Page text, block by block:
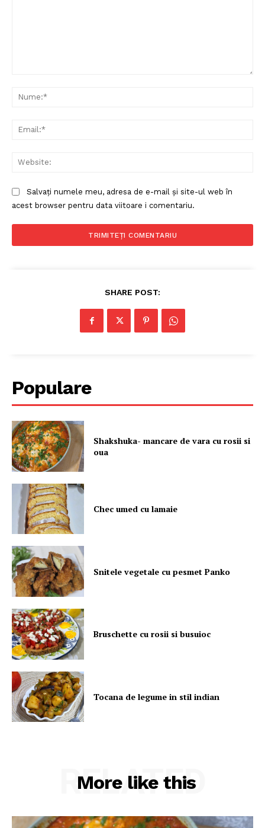
Salvați numele meu, adresa de e-mail și site-ul web în
acest browser pentru data viitoare i comentariu.
SHARE POST:
Populare
Shakshuka- mancare de vara cu rosii si
oua
Chec umed cu lamaie
Snitele vegetale cu pesmet Panko
Bruschette cu rosii si busuioc
Tocana de legume in stil indian
More like this
RELATED